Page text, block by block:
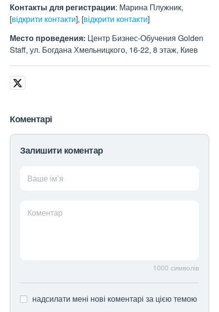
Контакты для регистрации: Марина Плужник,
[відкрити контакти], [відкрити контакти]
Место проведения: Центр Бизнес-Обучения Golden
Staff, ул. Богдана Хмельницкого, 16-22, 8 этаж, Киев
Коментарі
Залишити коментар
Ваше ім’я
Коментар
1000 символів
надсилати мені нові коментарі за цією темою